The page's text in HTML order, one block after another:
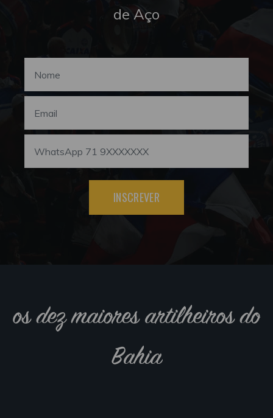
de Aço
INSCREVER
os dez maiores artilheiros do
Bahia